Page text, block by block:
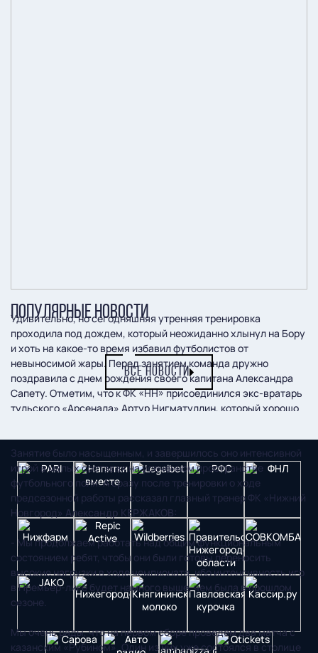
Удивительно, но сегодняшняя утренняя тренировка
проходила под дождем, который неожиданно хлынул на Бору
и хоть на какое-то время избавил футболистов от
невыносимой жары. Перед занятием команда дружно
поздравила с днем рождения своего капитана Александра
Сапету. Отметим, что к ФК «НН» присоединился экс-вратарь
тульского «Арсенала» Артур Нигматуллин, который хорошо
Занятие было насыщенным, и завершилось оно интенсивной
игрой в малых составах на усеченном пространстве
футбольного поля. А сразу после тренировки о ходе
предсезонной работы рассказал главный тренер ФК «Нижний
Новгород» Александр КЕРЖАКОВ:
- Мы продолжаем работать над общим функциональным
состоянием ребят, чтобы они были готовы переносить
высокие нагрузки в ходе чемпионата, ибо интенсивность игр
в Премьер-лиге будет намного выше, чем была в прошлом
сезоне.
Мы очень рады, что на первом сборе проведем два матча с
казанским «Рубином». Один из них уже состоялся в столице
ПОПУЛЯРНЫЕ НОВОСТИ
ВСЕ НОВОСТИ